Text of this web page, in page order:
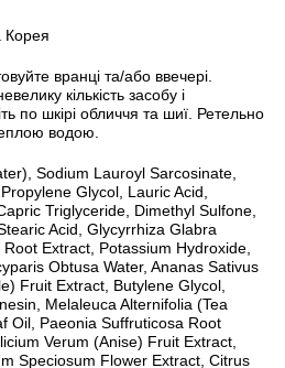
Корея
вранці та/або ввечері.
кількість засобу і
по шкірі обличчя та шиї. Ретельно
водою.
Sodium Lauroyl Sarcosinate,
Glycol, Lauric Acid,
Triglyceride, Dimethyl Sulfone,
Acid, Glycyrrhiza Glabra
Extract, Potassium Hydroxide,
Obtusa Water, Ananas Sativus
Fruit Extract, Butylene Glycol,
Melaleuca Alternifolia (Tea
Oil, Paeonia Suffruticosa Root
Verum (Anise) Fruit Extract,
Speciosum Flower Extract, Citrus